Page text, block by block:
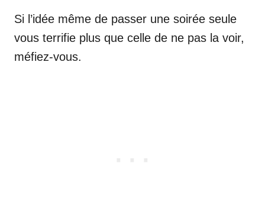
Si l’idée même de passer une soirée seule
vous terrifie plus que celle de ne pas la voir,
méfiez-vous.